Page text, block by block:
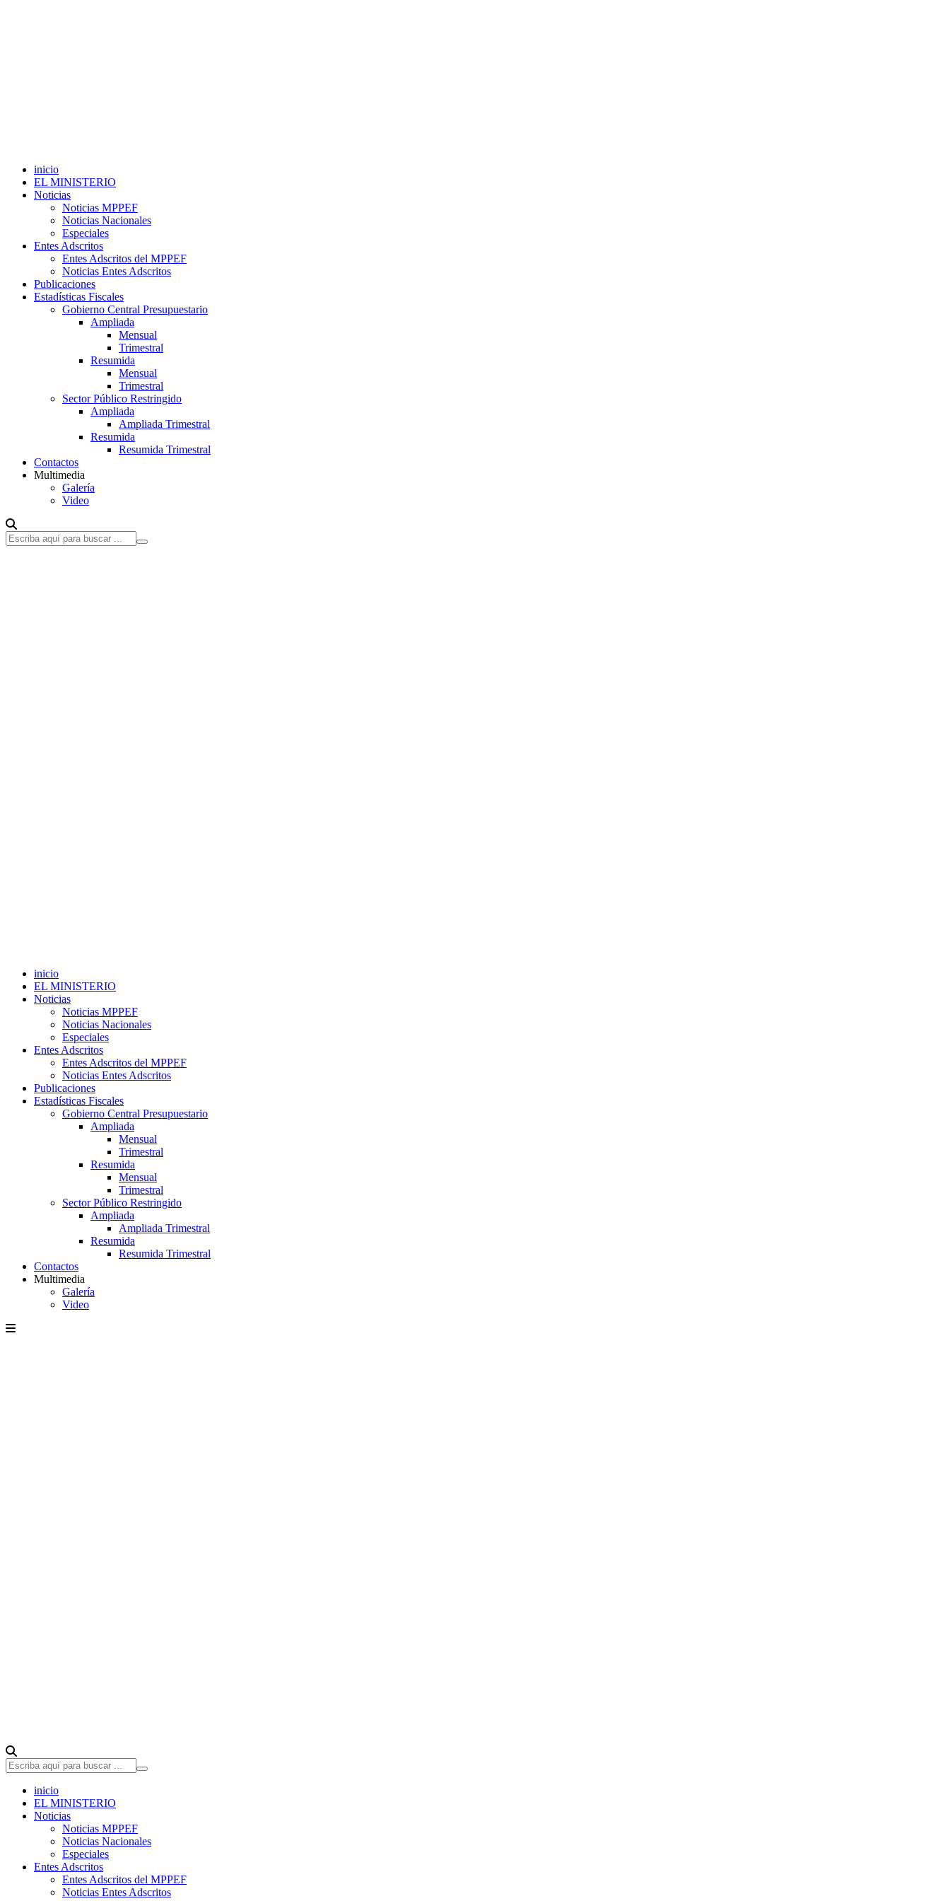
inicio
EL MINISTERIO
Noticias
Noticias MPPEF
Noticias Nacionales
Especiales
Entes Adscritos
Entes Adscritos del MPPEF
Noticias Entes Adscritos
Publicaciones
Estadísticas Fiscales
Gobierno Central Presupuestario
Ampliada
Mensual
Trimestral
Resumida
Mensual
Trimestral
Sector Público Restringido
Ampliada
Ampliada Trimestral
Resumida
Resumida Trimestral
Contactos
Multimedia
Galería
Video
inicio
EL MINISTERIO
Noticias
Noticias MPPEF
Noticias Nacionales
Especiales
Entes Adscritos
Entes Adscritos del MPPEF
Noticias Entes Adscritos
Publicaciones
Estadísticas Fiscales
Gobierno Central Presupuestario
Ampliada
Mensual
Trimestral
Resumida
Mensual
Trimestral
Sector Público Restringido
Ampliada
Ampliada Trimestral
Resumida
Resumida Trimestral
Contactos
Multimedia
Galería
Video
inicio
EL MINISTERIO
Noticias
Noticias MPPEF
Noticias Nacionales
Especiales
Entes Adscritos
Entes Adscritos del MPPEF
Noticias Entes Adscritos